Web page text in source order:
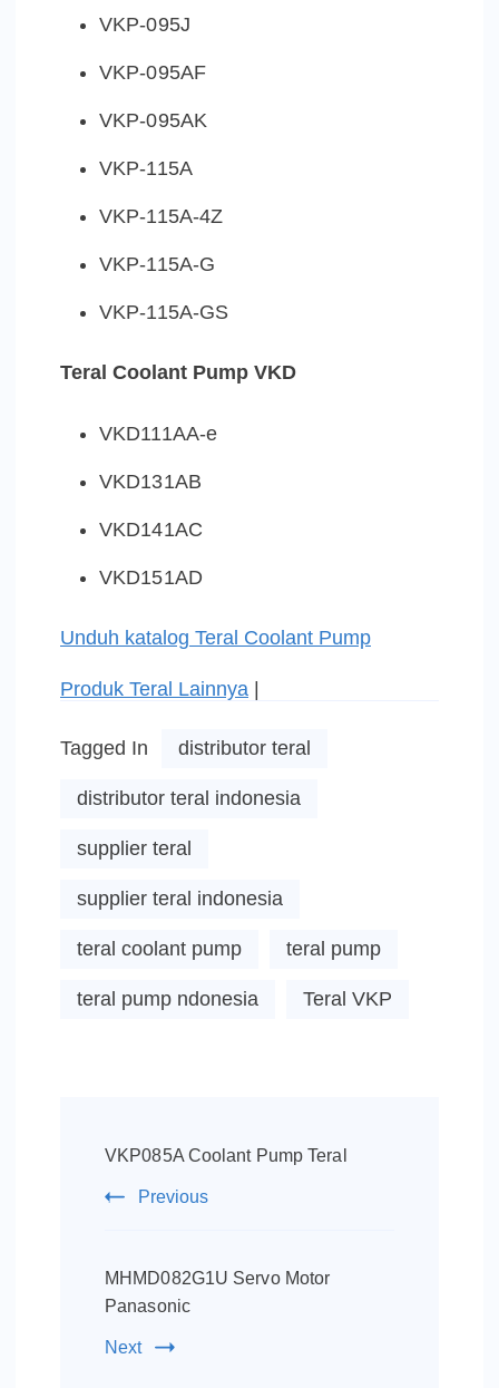
VKP-095J
VKP-095AF
VKP-095AK
VKP-115A
VKP-115A-4Z
VKP-115A-G
VKP-115A-GS
Teral Coolant Pump VKD
VKD111AA-e
VKD131AB
VKD141AC
VKD151AD
Unduh katalog Teral Coolant Pump
Produk Teral Lainnya
Tagged In distributor teral
distributor teral indonesia
supplier teral
supplier teral indonesia
teral coolant pump teral pump
teral pump ndonesia Teral VKP
Navigation
VKP085A Coolant Pump Teral
Previous
MHMD082G1U Servo Motor
Panasonic
Next